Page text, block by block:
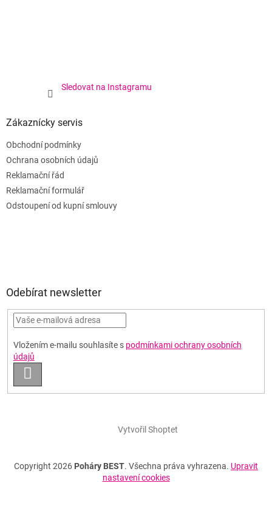
Sledovat na Instagramu
Zákaznícky servis
Obchodní podmínky
Ochrana osobních údajů
Reklamační řád
Reklamační formulář
Odstoupení od kupní smlouvy
Odebírat newsletter
Vložením e-mailu souhlasíte s podmínkami ochrany osobních
údajů
SE
Vytvořil Shoptet
Copyright 2026 Poháry BEST. Všechna práva vyhrazena. Upravit
nastavení cookies